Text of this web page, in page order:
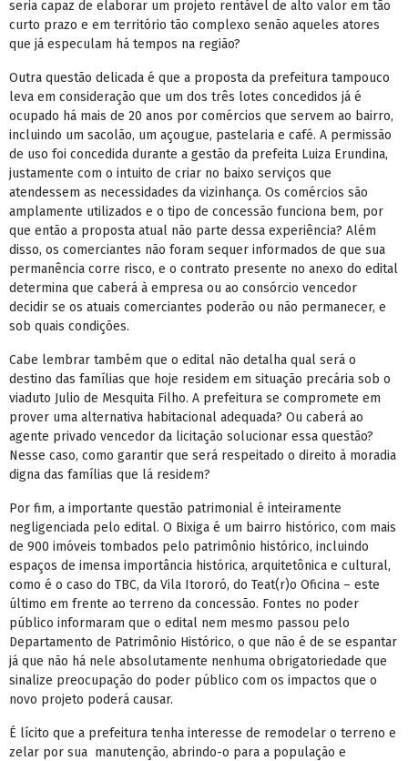
seria capaz de elaborar um projeto rentável de alto valor em tão
curto prazo e em território tão complexo senão aqueles atores
que já especulam há tempos na região?
Outra questão delicada é que a proposta da prefeitura tampouco
leva em consideração que um dos três lotes concedidos já é
ocupado há mais de 20 anos por comércios que servem ao bairro,
incluindo um sacolão, um açougue, pastelaria e café. A permissão
de uso foi concedida durante a gestão da prefeita Luiza Erundina,
justamente com o intuito de criar no baixo serviços que
atendessem as necessidades da vizinhança. Os comércios são
amplamente utilizados e o tipo de concessão funciona bem, por
que então a proposta atual não parte dessa experiência? Além
disso, os comerciantes não foram sequer informados de que sua
permanência corre risco, e o contrato presente no anexo do edital
determina que caberá à empresa ou ao consórcio vencedor
decidir se os atuais comerciantes poderão ou não permanecer, e
sob quais condições.
Cabe lembrar também que o edital não detalha qual será o
destino das famílias que hoje residem em situação precária sob o
viaduto Julio de Mesquita Filho. A prefeitura se compromete em
prover uma alternativa habitacional adequada? Ou caberá ao
agente privado vencedor da licitação solucionar essa questão?
Nesse caso, como garantir que será respeitado o direito à moradia
digna das famílias que lá residem?
Por fim, a importante questão patrimonial é inteiramente
negligenciada pelo edital. O Bixiga é um bairro histórico, com mais
de 900 imóveis tombados pelo patrimônio histórico, incluindo
espaços de imensa importância histórica, arquitetônica e cultural,
como é o caso do TBC, da Vila Itororó, do Teat(r)o Oficina – este
último em frente ao terreno da concessão. Fontes no poder
público informaram que o edital nem mesmo passou pelo
Departamento de Patrimônio Histórico, o que não é de se espantar
já que não há nele absolutamente nenhuma obrigatoriedade que
sinalize preocupação do poder público com os impactos que o
novo projeto poderá causar.
É lícito que a prefeitura tenha interesse de remodelar o terreno e
zelar por sua manutenção, abrindo-o para a população e